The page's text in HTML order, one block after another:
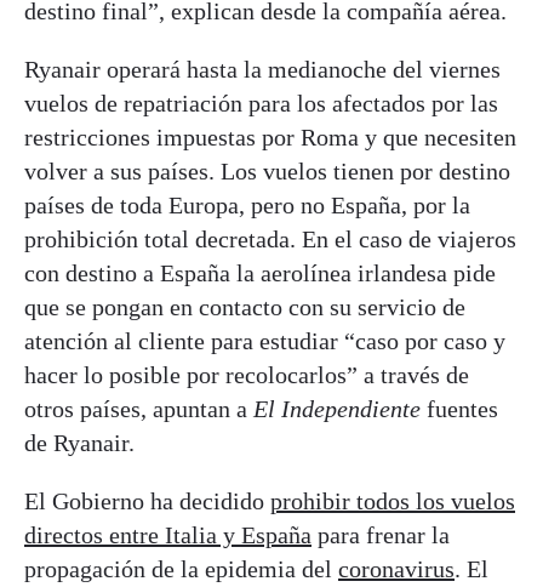
destino final”, explican desde la compañía aérea.
Ryanair operará hasta la medianoche del viernes
vuelos de repatriación para los afectados por las
restricciones impuestas por Roma y que necesiten
volver a sus países. Los vuelos tienen por destino
países de toda Europa, pero no España, por la
prohibición total decretada. En el caso de viajeros
con destino a España la aerolínea irlandesa pide
que se pongan en contacto con su servicio de
atención al cliente para estudiar “caso por caso y
hacer lo posible por recolocarlos” a través de
otros países, apuntan a El Independiente fuentes
de Ryanair.
El Gobierno ha decidido prohibir todos los vuelos
directos entre Italia y España para frenar la
propagación de la epidemia del coronavirus. El